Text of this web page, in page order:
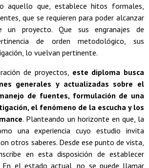
aquello que, establece hitos formales,
que se requieren para poder alcanzar
un proyecto. Que sus engranajes de
de orden metodológico, sus
lo vuelvan pertinente.
de proyectos, este diploma busca
generales y actualizadas sobre el
de fuentes, formulación de una
el fenómeno de la escucha y los
. Planteando un horizonte en que, la
una experiencia cuyo estudio invita
otros saberes. Desde ese punto de vista,
en esta disposición de establecer
En el estado actual, no se puede llamar